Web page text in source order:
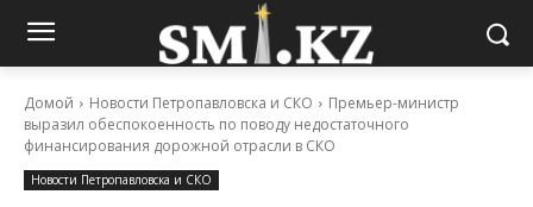
Домой Новости Петропавловска и СКО
Премьер-министр
выразил обеспокоенность по поводу недостаточного
финансирования дорожной отрасли в СКО
Новости Петропавловска и СКО